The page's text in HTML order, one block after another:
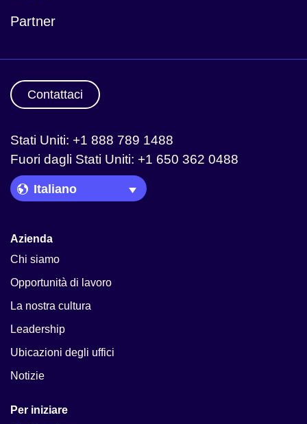
Partner
Contattaci
Stati Uniti: +1 888 789 1488
Fuori dagli Stati Uniti: +1 650 362 0488
Language Picker
Azienda
Chi siamo
Opportunità di lavoro
La nostra cultura
Leadership
Ubicazioni degli uffici
Notizie
Per iniziare